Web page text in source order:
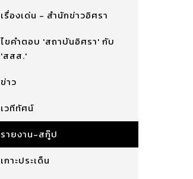
เรื่องเด่น - สำนักข่าวอิศรา
ไขคำตอบ 'สถาบันอิศรา' กับ
'สสส.'
ข่าว
เวทีทัศน์
รายงาน-สกู๊ป
เกาะประเด็น